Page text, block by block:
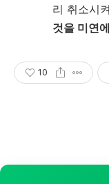
리 취소시켜
것을 미연
10